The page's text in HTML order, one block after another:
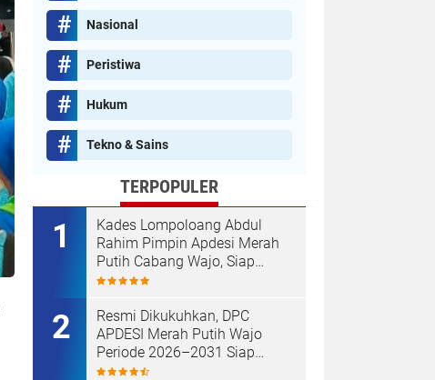
Nasional
Peristiwa
Hukum
Tekno & Sains
TERPOPULER
Kades Lompoloang Abdul
Rahim Pimpin Apdesi Merah
Putih Cabang Wajo, Siap
Kawal Koperasi Merah Putih
Resmi Dikukuhkan, DPC
APDESI Merah Putih Wajo
Periode 2026–2031 Siap
Kawal Kemajuan Desa dan